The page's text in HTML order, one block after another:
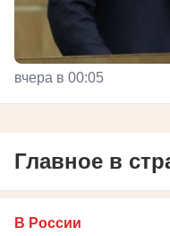
вчера в 00:05
Главное в
В России